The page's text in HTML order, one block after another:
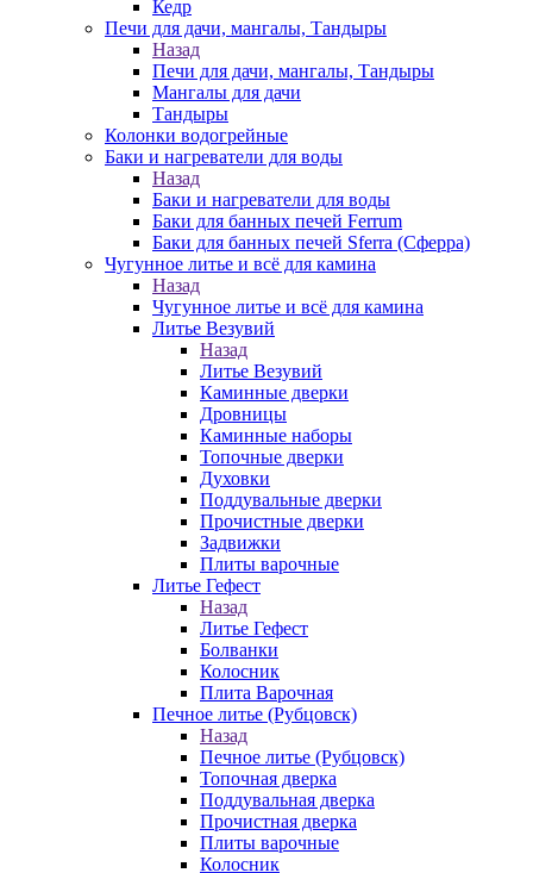
Кедр
Печи для дачи, мангалы, Тандыры
Назад
Печи для дачи, мангалы, Тандыры
Мангалы для дачи
Тандыры
Колонки водогрейные
Баки и нагреватели для воды
Назад
Баки и нагреватели для воды
Баки для банных печей Ferrum
Баки для банных печей Sferra (Сферра)
Чугунное литье и всё для камина
Назад
Чугунное литье и всё для камина
Литье Везувий
Назад
Литье Везувий
Каминные дверки
Дровницы
Каминные наборы
Топочные дверки
Духовки
Поддувальные дверки
Прочистные дверки
Задвижки
Плиты варочные
Литье Гефест
Назад
Литье Гефест
Болванки
Колосник
Плита Варочная
Печное литье (Рубцовск)
Назад
Печное литье (Рубцовск)
Топочная дверка
Поддувальная дверка
Прочистная дверка
Плиты варочные
Колосник